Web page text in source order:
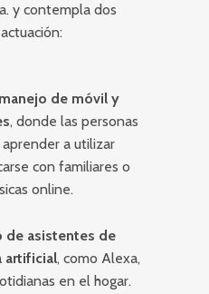
y contempla dos
de móvil y
, donde las personas
a utilizar
con familiares o
online.
de asistentes de
artificial, como Alexa,
en el hogar.